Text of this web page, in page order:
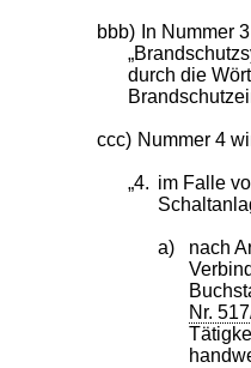
bbb) In Nummer
durch die
ccc) Nummer 4
„4. im Falle
a)
nach
Nr.